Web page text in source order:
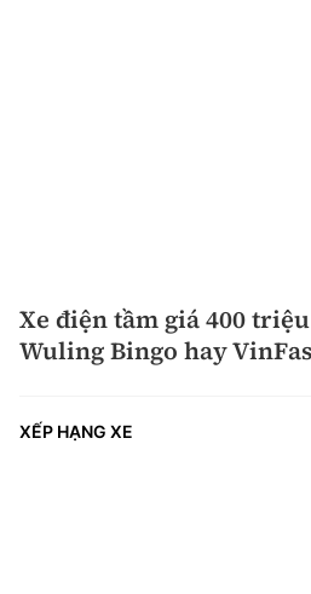
Xe điện tầm giá 400
Wuling Bingo hay
XẾP HẠNG XE